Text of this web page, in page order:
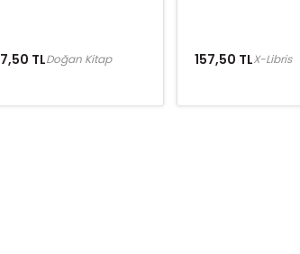
TLDoğan Kitap 157,50 TLX-Libris